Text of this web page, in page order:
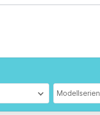
Modellserien